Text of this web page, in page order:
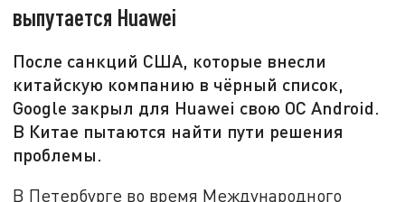
выпутается Huawei
После санкций США, которые внесли
китайскую компанию в чёрный список,
Google закрыл для Huawei свою ОС Android.
В Китае пытаются найти пути решения
проблемы.
В Петербурге во время Международного